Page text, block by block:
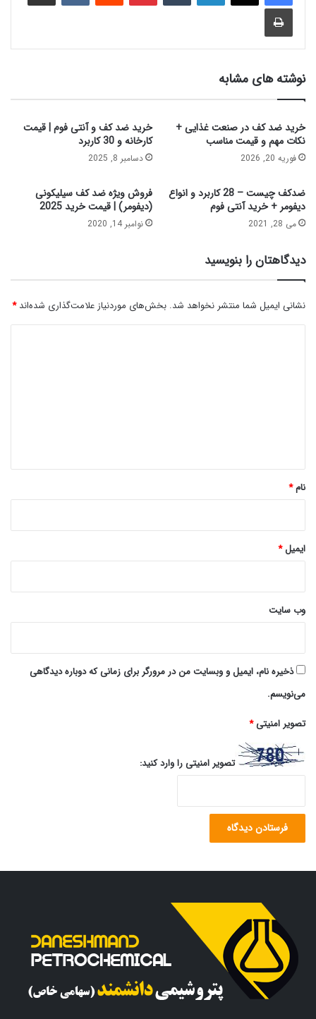
نوشته های مشابه
خرید ضد کف در صنعت غذایی +
نکات مهم و قیمت مناسب
فوریه 20, 2026
خرید ضد کف و آنتی فوم | قیمت
کارخانه و 30 کاربرد
دسامبر 8, 2025
ضدکف چیست – 28 کاربرد و انواع
دیفومر + خرید آنتی فوم
می 28, 2021
فروش ویژه ضد کف سیلیکونی
(دیفومر) | قیمت خرید 2025
نوامبر 14, 2020
دیدگاهتان را بنویسید
نشانی ایمیل شما منتشر نخواهد شد. بخش‌های موردنیاز علامت‌گذاری شده‌اند*
نام*
ایمیل*
وب‌ سایت
ذخیره نام، ایمیل و وبسایت من در مرورگر برای زمانی که دوباره دیدگاهی
می‌نویسم.
تصویر امنیتی*
تصویر امنیتی را وارد کنید: